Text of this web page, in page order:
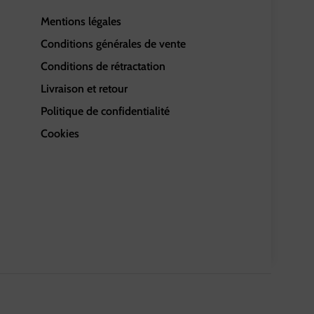
Mentions légales
Conditions générales de vente
Conditions de rétractation
Livraison et retour
Politique de confidentialité
Cookies